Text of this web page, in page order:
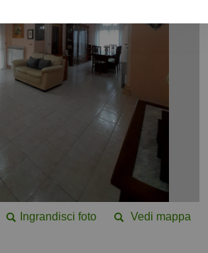
Vedi mappa
Ingrandisci foto